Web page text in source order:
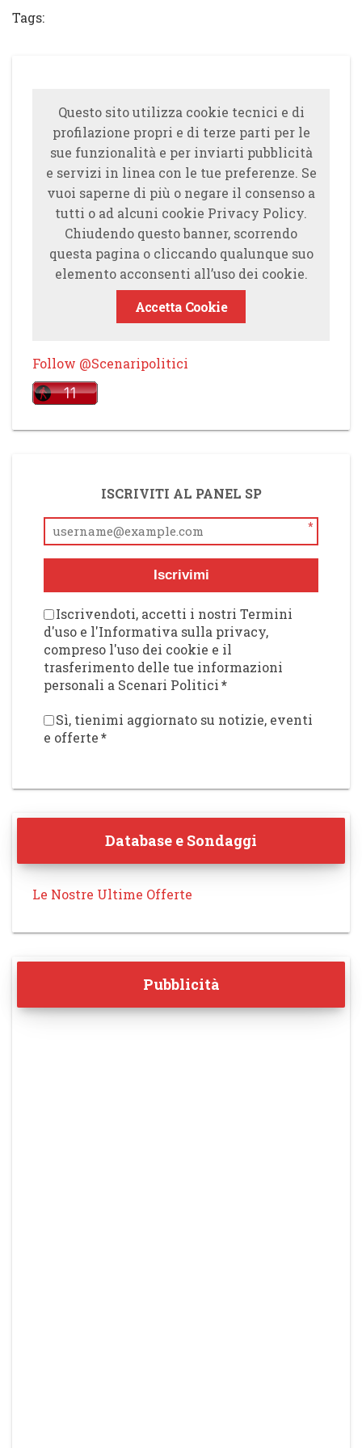
Tags:
Questo sito utilizza cookie tecnici e di
profilazione propri e di terze parti per le
sue funzionalità e per inviarti pubblicità
e servizi in linea con le tue preferenze. Se
vuoi saperne di più o negare il consenso a
tutti o ad alcuni cookie Privacy Policy.
Chiudendo questo banner, scorrendo
questa pagina o cliccando qualunque suo
elemento acconsenti all’uso dei cookie.
Accetta Cookie
Follow @Scenaripolitici
ISCRIVITI AL PANEL SP
*
Iscrivimi
Iscrivendoti, accetti i nostri Termini
d'uso e l'Informativa sulla privacy,
compreso l'uso dei cookie e il
trasferimento delle tue informazioni
personali a Scenari Politici*
Sì, tienimi aggiornato su notizie, eventi
e offerte*
Database e Sondaggi
Le Nostre Ultime Offerte
Pubblicità